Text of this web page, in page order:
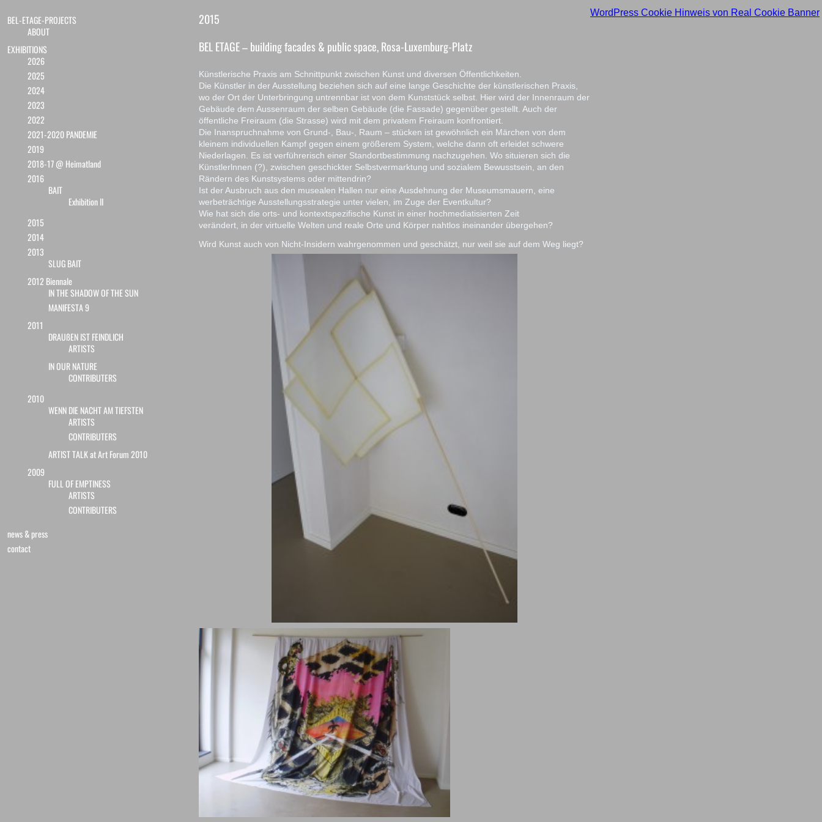
BEL-ETAGE-PROJECTS
ABOUT
EXHIBITIONS
2026
2025
2024
2023
2022
2021-2020 PANDEMIE
2019
2018-17 @ Heimatland
2016
BAIT
Exhibition II
2015
2014
2013
SLUG BAIT
2012 Biennale
IN THE SHADOW OF THE SUN
MANIFESTA 9
2011
DRAUßEN IST FEINDLICH
ARTISTS
IN OUR NATURE
CONTRIBUTERS
2010
WENN DIE NACHT AM TIEFSTEN
ARTISTS
CONTRIBUTERS
ARTIST TALK at Art Forum 2010
2009
FULL OF EMPTINESS
ARTISTS
CONTRIBUTERS
news & press
contact
2015
BEL ETAGE – building facades & public space, Rosa-Luxemburg-Platz
Künstlerische Praxis am Schnittpunkt zwischen Kunst und diversen Öffentlichkeiten.
Die Künstler in der Ausstellung beziehen sich auf eine lange Geschichte der künstlerischen Praxis,
wo der Ort der Unterbringung untrennbar ist von dem Kunststück selbst. Hier wird der Innenraum der
Gebäude dem Aussenraum der selben Gebäude (die Fassade) gegenüber gestellt. Auch der
öffentliche Freiraum (die Strasse) wird mit dem privatem Freiraum konfrontiert.
Die Inanspruchnahme von Grund-, Bau-, Raum – stücken ist gewöhnlich ein Märchen von dem
kleinem individuellen Kampf gegen einem größerem System, welche dann oft erleidet schwere
Niederlagen. Es ist verführerisch einer Standortbestimmung nachzugehen. Wo situieren sich die
Künstlerlnnen (?), zwischen geschickter Selbstvermarktung und sozialem Bewusstsein, an den
Rändern des Kunstsystems oder mittendrin?
Ist der Ausbruch aus den musealen Hallen nur eine Ausdehnung der Museumsmauern, eine
werbeträchtige Ausstellungsstrategie unter vielen, im Zuge der Eventkultur?
Wie hat sich die orts- und kontextspezifische Kunst in einer hochmediatisierten Zeit
verändert, in der virtuelle Welten und reale Orte und Körper nahtlos ineinander übergehen?
Wird Kunst auch von Nicht-Insidern wahrgenommen und geschätzt, nur weil sie auf dem Weg liegt?
WordPress Cookie Hinweis von Real Cookie Banner